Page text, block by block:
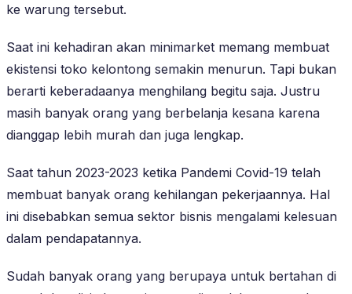
ke warung tersebut.
Saat ini kehadiran akan minimarket memang membuat
ekistensi toko kelontong semakin menurun. Tapi bukan
berarti keberadaanya menghilang begitu saja. Justru
masih banyak orang yang berbelanja kesana karena
dianggap lebih murah dan juga lengkap.
Saat tahun 2023-2023 ketika Pandemi Covid-19 telah
membuat banyak orang kehilangan pekerjaannya. Hal
ini disebabkan semua sektor bisnis mengalami kelesuan
dalam pendapatannya.
Sudah banyak orang yang berupaya untuk bertahan di